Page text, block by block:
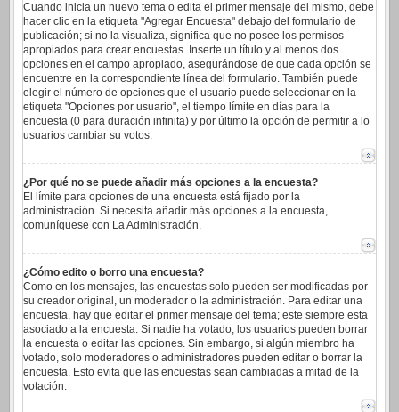
Cuando inicia un nuevo tema o edita el primer mensaje del mismo, debe
hacer clic en la etiqueta "Agregar Encuesta" debajo del formulario de
publicación; si no la visualiza, significa que no posee los permisos
apropiados para crear encuestas. Inserte un título y al menos dos
opciones en el campo apropiado, asegurándose de que cada opción se
encuentre en la correspondiente línea del formulario. También puede
elegir el número de opciones que el usuario puede seleccionar en la
etiqueta "Opciones por usuario", el tiempo límite en días para la
encuesta (0 para duración infinita) y por último la opción de permitir a lo
usuarios cambiar su votos.
¿Por qué no se puede añadir más opciones a la encuesta?
El límite para opciones de una encuesta está fijado por la
administración. Si necesita añadir más opciones a la encuesta,
comuníquese con La Administración.
¿Cómo edito o borro una encuesta?
Como en los mensajes, las encuestas solo pueden ser modificadas por
su creador original, un moderador o la administración. Para editar una
encuesta, hay que editar el primer mensaje del tema; este siempre esta
asociado a la encuesta. Si nadie ha votado, los usuarios pueden borrar
la encuesta o editar las opciones. Sin embargo, si algún miembro ha
votado, solo moderadores o administradores pueden editar o borrar la
encuesta. Esto evita que las encuestas sean cambiadas a mitad de la
votación.